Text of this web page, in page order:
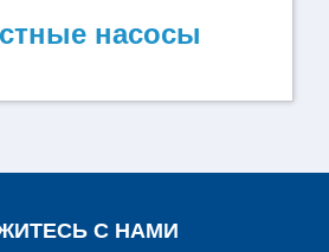
насосы
С НАМИ